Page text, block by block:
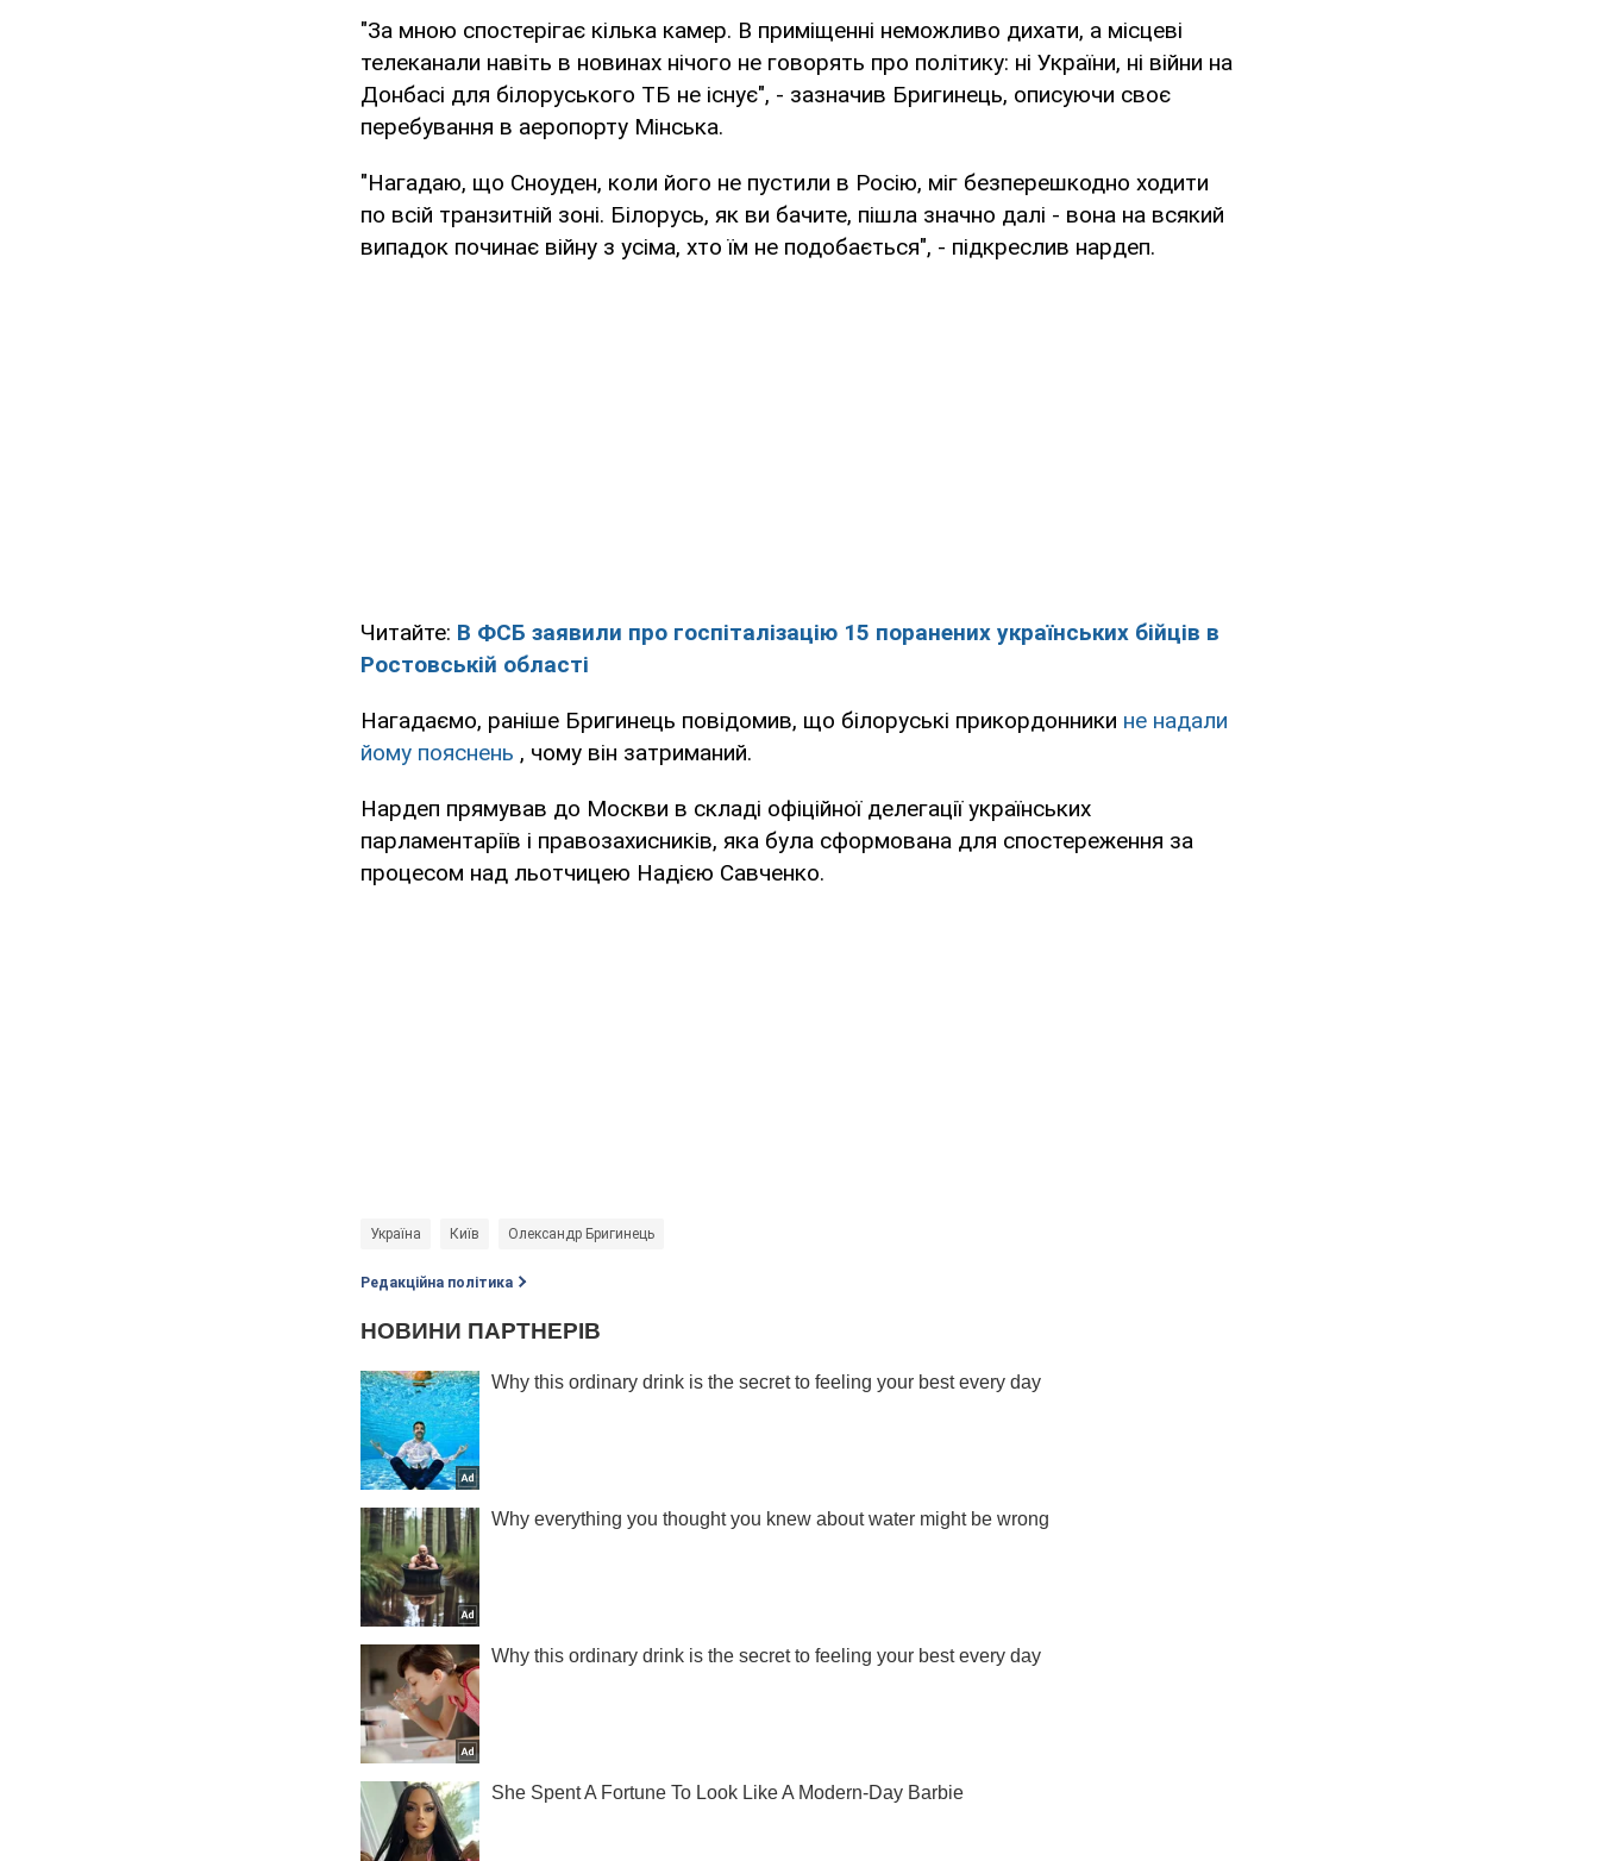
"За мною спостерігає кілька камер. В приміщенні неможливо дихати, а місцеві
телеканали навіть в новинах нічого не говорять про політику: ні України, ні війни на
Донбасі для білоруського ТБ не існує", - зазначив Бригинець, описуючи своє
перебування в аеропорту Мінська.
"Нагадаю, що Сноуден, коли його не пустили в Росію, міг безперешкодно ходити
по всій транзитній зоні. Білорусь, як ви бачите, пішла значно далі - вона на всякий
випадок починає війну з усіма, хто їм не подобається", - підкреслив нардеп.
Читайте: В ФСБ заявили про госпіталізацію 15 поранених українських бійців в
Ростовській області
Нагадаємо, раніше Бригинець повідомив, що білоруські прикордонники не надали
йому пояснень , чому він затриманий.
Нардеп прямував до Москви в складі офіційної делегації українських
парламентаріїв і правозахисників, яка була сформована для спостереження за
процесом над льотчицею Надією Савченко.
Україна Київ Олександр Бригинець
Редакційна політика